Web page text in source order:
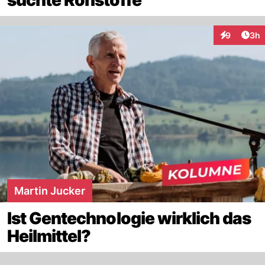
9 3h
Martin Jucker
Ist Gentechnologie wirklich das
Heilmittel?